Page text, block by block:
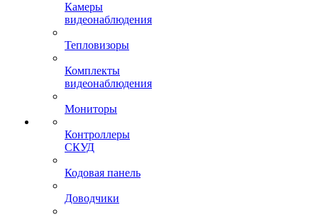
Камеры
видеонаблюдения
Тепловизоры
Комплекты
видеонаблюдения
Мониторы
Контроллеры
СКУД
Кодовая панель
Доводчики